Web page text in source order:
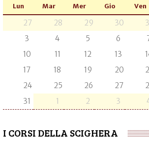
Lun Mar Mer Gio Ven
27 28 29 30
3
4 5 6
10
11 12 13
17
18 19 20
24
25 26 27
31
1 2 3
I CORSI DELLA SCIGHERA